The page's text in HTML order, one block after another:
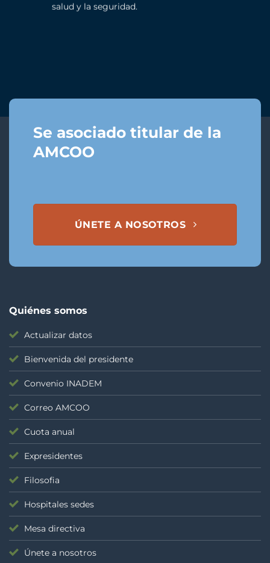
salud y la seguridad.
Se asociado titular de la
AMCOO
ÚNETE A NOSOTROS
Quiénes somos
Actualizar datos
Bienvenida del presidente
Convenio INADEM
Correo AMCOO
Cuota anual
Expresidentes
Filosofia
Hospitales sedes
Mesa directiva
Únete a nosotros